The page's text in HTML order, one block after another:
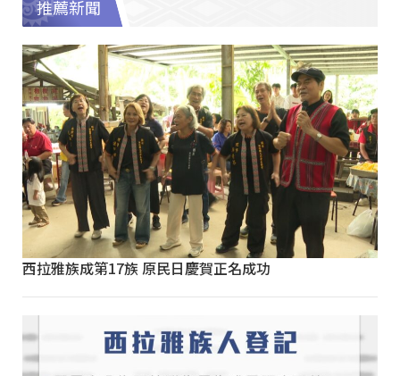
推薦新聞
西拉雅族成第17族 原民日慶賀正名成功